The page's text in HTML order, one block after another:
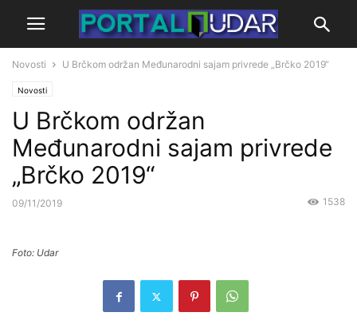
Novosti U Brčkom održan Međunarodni sajam privrede „Brčko 2019“
Novosti
U Brčkom održan
Međunarodni sajam privrede
„Brčko 2019“
09/11/2019 1538
Foto: Udar